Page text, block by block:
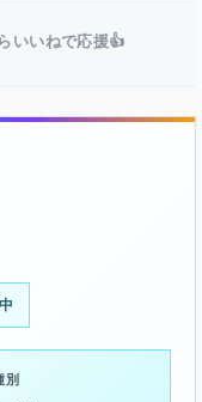
いいねで応援👍
別